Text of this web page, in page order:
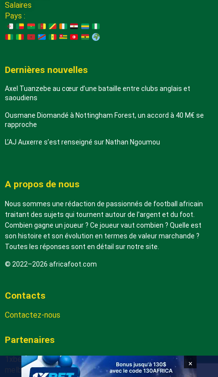
Salaires
Pays :
Dernières nouvelles
Axel Tuanzebe au cœur d’une bataille entre clubs anglais et
saoudiens
Ousmane Diomandé à Nottingham Forest, un accord à 40 M€ se
rapproche
L’AJ Auxerre s’est renseigné sur Nathan Ngoumou
A propos de nous
Nous sommes une rédaction de passionnés de football africain
traitant des sujets qui tournent autour de l’argent et du foot.
Combien gagne un joueur ? Ce joueur vaut combien ? Quelle est
son histoire et son évolution en termes de valeur marchande ?
Toutes les réponses sont en détail sur notre site.
© 2022–2026 africafoot.com
Contacts
Contactez-nous
Partenaires
1xbetapk.africafoot.com
melbet.africafoot.com
×